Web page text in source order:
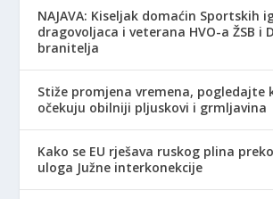
NAJAVA: Kiseljak domaćin Sportskih
dragovoljaca i veterana HVO-a ŽSB i
branitelja
Stiže promjena vremena, pogledajte
očekuju obilniji pljuskovi i grmljavina
Kako se EU rješava ruskog plina
uloga Južne interkonekcije